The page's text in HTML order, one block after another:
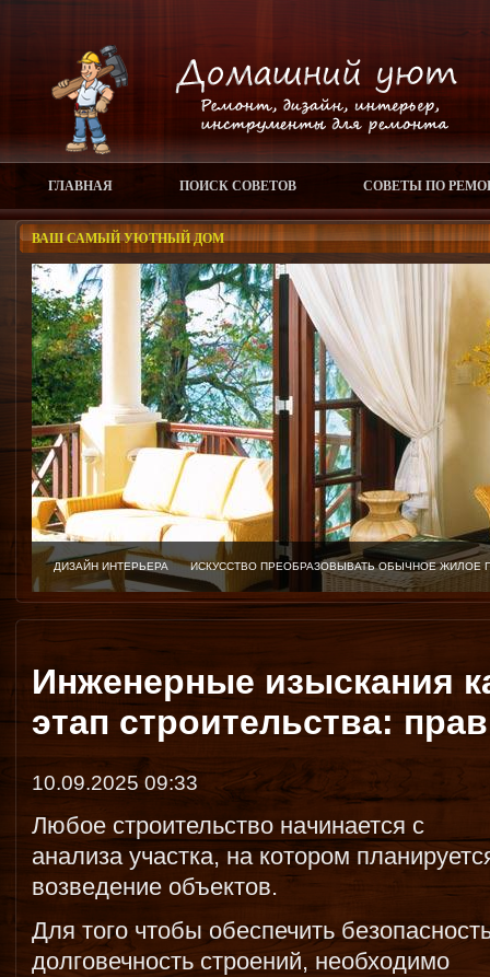
ГЛАВНАЯ ПОИСК СОВЕТОВ СОВЕТЫ ПО
ВАШ САМЫЙ УЮТНЫЙ ДОМ
ДИЗАЙН ИНТЕРЬЕРА ИСКУССТВО ПРЕОБРАЗОВЫВАТЬ ОБЫЧНОЕ
Инженерные изыскания
этап строительства:
10.09.2025 09:33
Любое строительство начинается с
анализа участка, на котором
возведение объектов.
Для того чтобы обеспечить
долговечность строений, необходимо